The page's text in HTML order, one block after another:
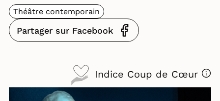
Théâtre contemporain
Partager sur Facebook
Indice Coup de Cœur